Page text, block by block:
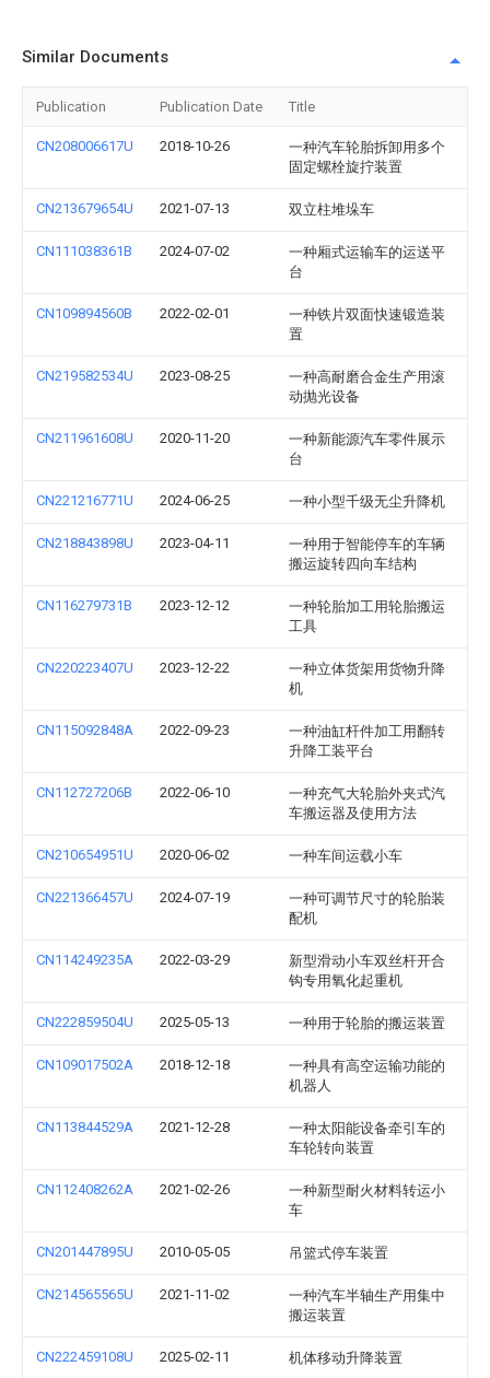
Similar Documents
Publication Publication Date Title
CN208006617U 2018-10-26
一种汽车轮胎拆卸用多个
固定螺栓旋拧装置
CN213679654U 2021-07-13 双立柱堆垛车
CN111038361B 2024-07-02
一种厢式运输车的运送平
台
CN109894560B 2022-02-01
一种铁片双面快速锻造装
置
CN219582534U 2023-08-25
一种高耐磨合金生产用滚
动抛光设备
CN211961608U 2020-11-20
一种新能源汽车零件展示
台
CN221216771U 2024-06-25 一种小型千级无尘升降机
CN218843898U 2023-04-11
一种用于智能停车的车辆
搬运旋转四向车结构
CN116279731B 2023-12-12
一种轮胎加工用轮胎搬运
工具
CN220223407U 2023-12-22
一种立体货架用货物升降
机
CN115092848A 2022-09-23
一种油缸杆件加工用翻转
升降工装平台
CN112727206B 2022-06-10
一种充气大轮胎外夹式汽
车搬运器及使用方法
CN210654951U 2020-06-02 一种车间运载小车
CN221366457U 2024-07-19
一种可调节尺寸的轮胎装
配机
CN114249235A 2022-03-29
新型滑动小车双丝杆开合
钩专用氧化起重机
CN222859504U 2025-05-13 一种用于轮胎的搬运装置
CN109017502A 2018-12-18
一种具有高空运输功能的
机器人
CN113844529A 2021-12-28
一种太阳能设备牵引车的
车轮转向装置
CN112408262A 2021-02-26
一种新型耐火材料转运小
车
CN201447895U 2010-05-05 吊篮式停车装置
CN214565565U 2021-11-02
一种汽车半轴生产用集中
搬运装置
CN222459108U 2025-02-11 机体移动升降装置